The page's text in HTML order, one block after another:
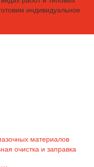
индивидуальное
материалов
очистка и заправка